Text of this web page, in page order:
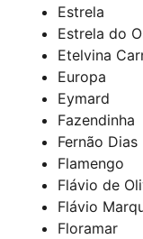
Estrela
Estrela do
Etelvina
Europa
Eymard
Fazendinha
Fernão Dias
Flamengo
Flávio de
Flávio
Floramar